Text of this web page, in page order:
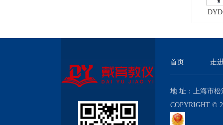
首页 走
地 址：上海市
COPYRIGHT ©